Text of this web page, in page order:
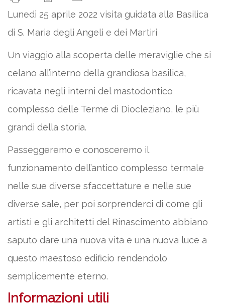
Lunedì 25 aprile 2022 visita guidata alla Basilica
di S. Maria degli Angeli e dei Martiri
Un viaggio alla scoperta delle meraviglie che si
celano all’interno della grandiosa basilica,
ricavata negli interni del mastodontico
complesso delle Terme di Diocleziano, le più
grandi della storia.
Passeggeremo e conosceremo il
funzionamento dell’antico complesso termale
nelle sue diverse sfaccettature e nelle sue
diverse sale, per poi sorprenderci di come gli
artisti e gli architetti del Rinascimento abbiano
saputo dare una nuova vita e una nuova luce a
questo maestoso edificio rendendolo
semplicemente eterno.
Informazioni utili